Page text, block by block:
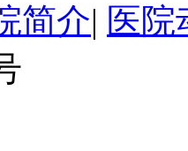
简介| 医院